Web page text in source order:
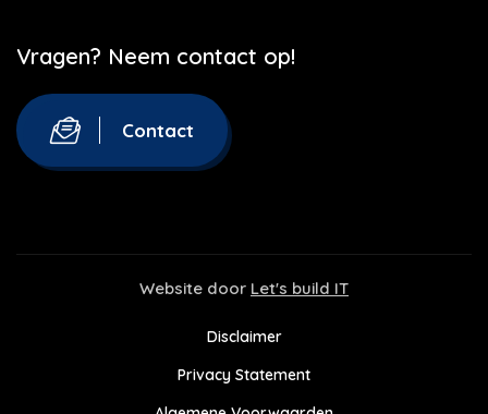
Vragen? Neem contact op!
Contact
Website door Let's build IT
Disclaimer
Privacy Statement